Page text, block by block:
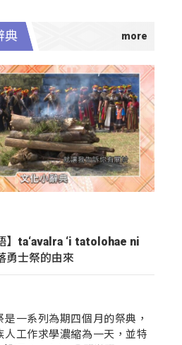
典
】ta‘avalra ‘i tatolohae ni
勇士祭的由來
是一系列為期四個月的祭典，
人工作求學濃縮為一天，並特